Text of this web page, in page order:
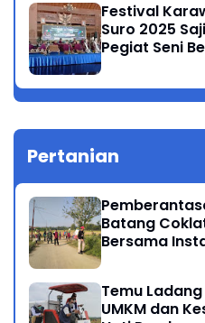
Festival
Suro 2025
Pegiat Seni
Pertanian
Batang
Bersama
Temu
UMKM dan